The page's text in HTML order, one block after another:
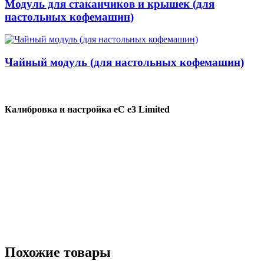
Модуль для стаканчиков и крышек (для
настольных кофемашин)
Чайный модуль (для настольных кофемашин)
Калибровка и настройка eC e3 Limited
Похожие товары